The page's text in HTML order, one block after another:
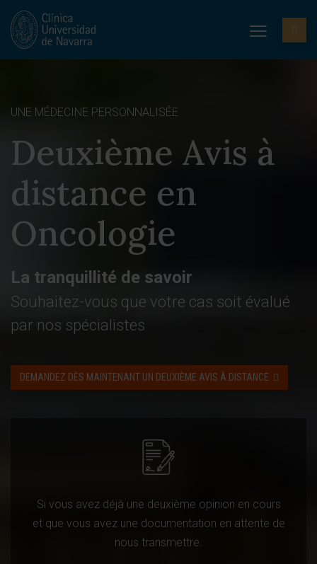
UNE MÉDECINE PERSONNALISÉE
Deuxième Avis à
distance en
Oncologie
La tranquillité de savoir
Souhaitez-vous que votre cas soit évalué
par nos spécialistes
DEMANDEZ DÈS MAINTENANT UN DEUXIÈME AVIS À DISTANCE
Si vous avez déjà une deuxième opinion en cours
et que vous avez une documentation en attente de
nous transmettre.